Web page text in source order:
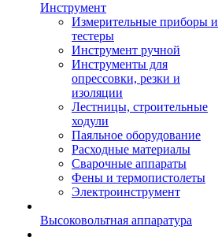
Инструмент
Измерительные приборы и
тестеры
Инструмент ручной
Инструменты для
опрессовки, резки и
изоляции
Лестницы, строительные
ходули
Паяльное оборудование
Расходные материалы
Сварочные аппараты
Фены и термопистолеты
Электроинструмент
Высоковольтная аппаратура